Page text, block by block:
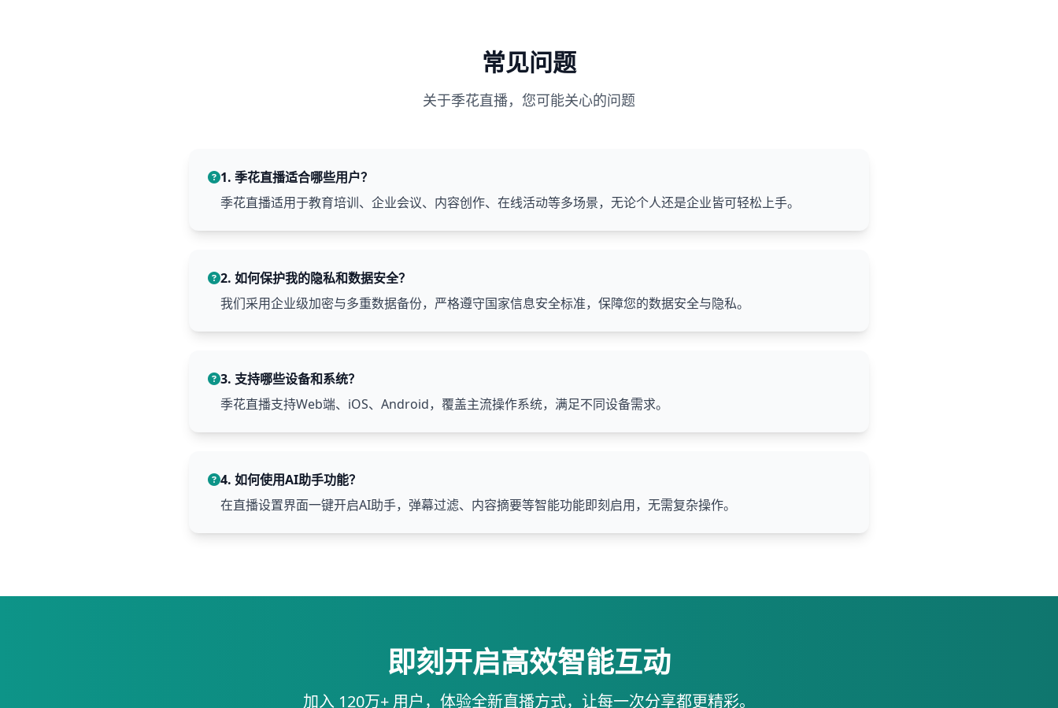
常见问题
关于季花直播，您可能关心的问题
1. 季花直播适合哪些用户？
季花直播适用于教育培训、企业会议、内容创作、在线活动等多场景，无论个人还是企业皆可轻松上手。
2. 如何保护我的隐私和数据安全？
我们采用企业级加密与多重数据备份，严格遵守国家信息安全标准，保障您的数据安全与隐私。
3. 支持哪些设备和系统？
季花直播支持Web端、iOS、Android，覆盖主流操作系统，满足不同设备需求。
4. 如何使用AI助手功能？
在直播设置界面一键开启AI助手，弹幕过滤、内容摘要等智能功能即刻启用，无需复杂操作。
即刻开启高效智能互动
加入 120万+ 用户，体验全新直播方式，让每一次分享都更精彩。